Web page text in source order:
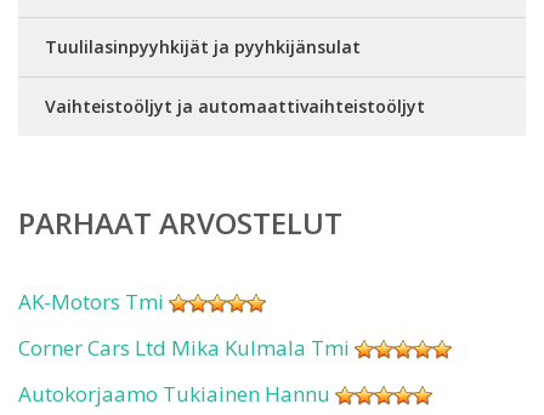
Tuulilasinpyyhkijät ja pyyhkijänsulat
Vaihteistoöljyt ja automaattivaihteistoöljyt
PARHAAT ARVOSTELUT
AK-Motors Tmi
Corner Cars Ltd Mika Kulmala Tmi
Autokorjaamo Tukiainen Hannu